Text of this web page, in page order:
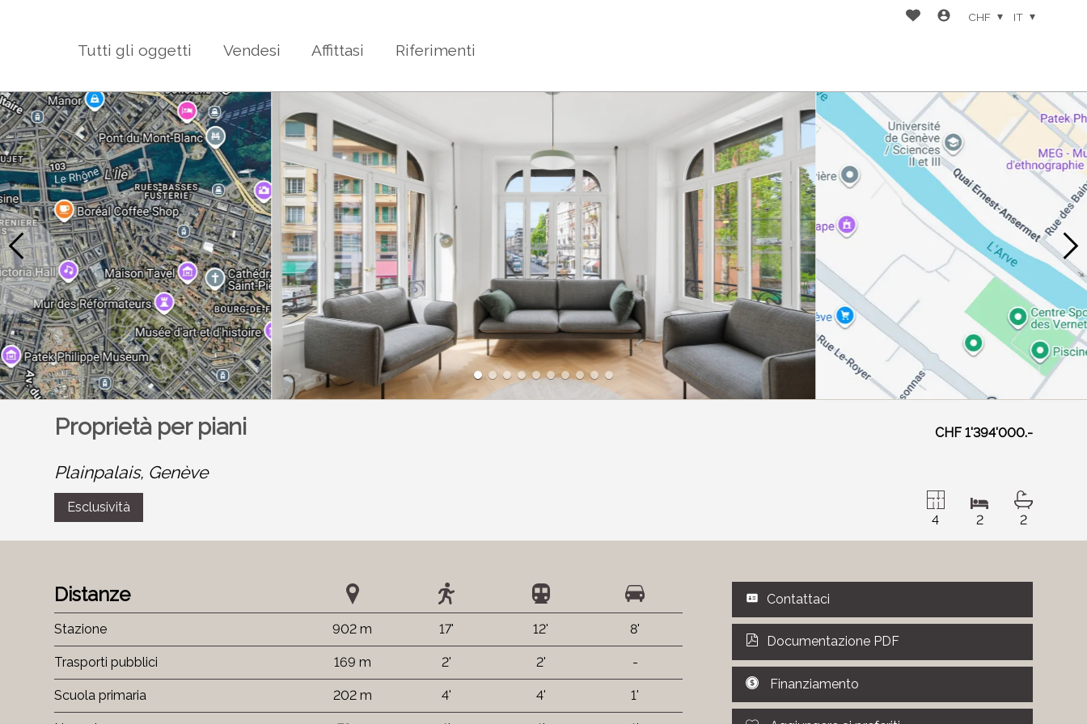
Tutti gli oggetti Vendesi Affittasi Riferimenti
CHF IT
Proprietà per piani CHF 1'394'000.-
Plainpalais, Genève
Esclusività
4
2 2
Distanze
Stazione 902 m 17' 12' 8'
Trasporti pubblici 169 m 2' 2' -
Scuola primaria 202 m 4' 4' 1'
Contattaci
Documentazione PDF
Finanziamento